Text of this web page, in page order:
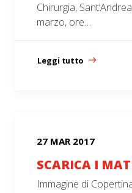
Chirurgia,
marzo, ore…
Leggi tutto
27 MAR 2017
SCARICA I
Immagine di